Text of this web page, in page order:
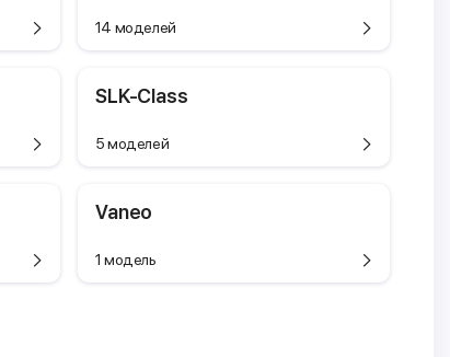
14 моделей
SLK-Class
5 моделей
Vaneo
1 модель